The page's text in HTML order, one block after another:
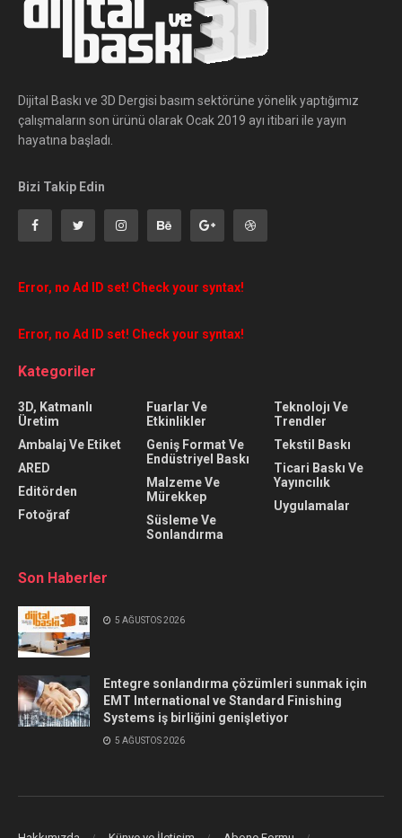
Dijital Baskı ve 3D Dergisi basım sektörüne yönelik yaptığımız
çalışmaların son ürünü olarak Ocak 2019 ayı itibari ile yayın
hayatına başladı.
Bizi Takip Edin
Error, no Ad ID set! Check your syntax!
Error, no Ad ID set! Check your syntax!
Kategoriler
3D, Katmanlı
Üretim
Ambalaj Ve Etiket
ARED
Editörden
Fotoğraf
Fuarlar Ve
Etkinlikler
Geniş Format Ve
Endüstriyel Baskı
Malzeme Ve
Mürekkep
Süsleme Ve
Sonlandırma
Teknolojı Ve
Trendler
Tekstil Baskı
Ticari Baskı Ve
Yayıncılık
Uygulamalar
Son Haberler
5 AĞUSTOS 2026
Entegre sonlandırma çözümleri sunmak için
EMT International ve Standard Finishing
Systems iş birliğini genişletiyor
5 AĞUSTOS 2026